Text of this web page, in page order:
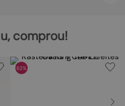
comprou!
62%